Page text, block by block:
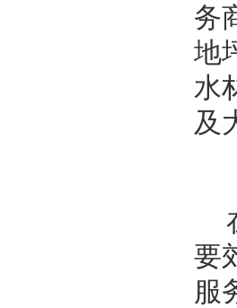
务
地
水
及
要
服